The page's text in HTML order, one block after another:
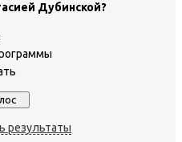
Дубинской?
результаты